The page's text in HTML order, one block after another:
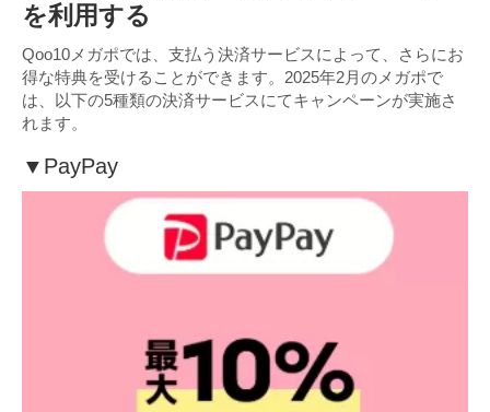
を利用する
Qoo10メガポでは、支払う決済サービスによって、さらにお
得な特典を受けることができます。2025年2月のメガポで
は、以下の5種類の決済サービスにてキャンペーンが実施さ
れます。
▼ PayPay